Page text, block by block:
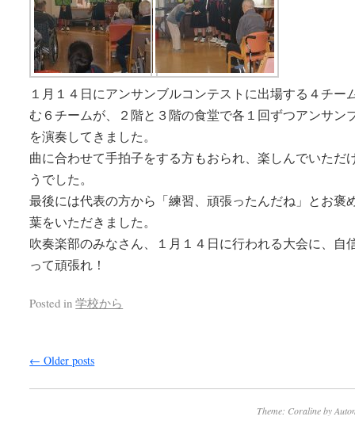
１月１４日にアンサンブルコンテストに出場する４チー
む６チームが、２階と３階の食堂で各１回ずつアンサン
を演奏してきました。
曲に合わせて手拍子をする方もおられ、楽しんでいただ
うでした。
最後には代表の方から「練習、頑張ったんだね」とお褒
葉をいただきました。
吹奏楽部のみなさん、１月１４日に行われる大会に、自
って頑張れ！
Posted in 学校から
← Older posts
Theme: Coraline by